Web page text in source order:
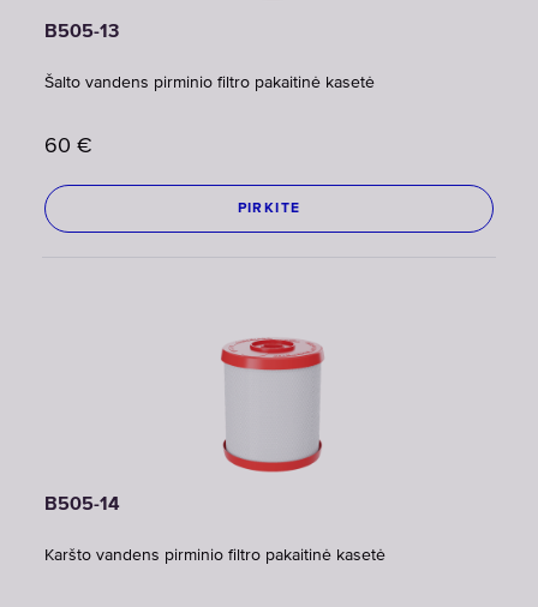
B505-13
Šalto vandens pirminio filtro pakaitinė kasetė
60 €
PIRKITE
B505-14
Karšto vandens pirminio filtro pakaitinė kasetė